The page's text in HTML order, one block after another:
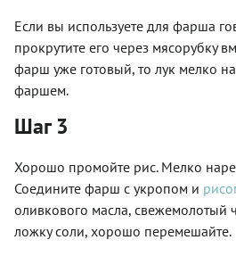
Если вы используете для фарша
прокрутите его через мясорубку
фарш уже готовый, то лук мелко
фаршем.
Шаг 3
Хорошо промойте рис. Мелко
Соедините фарш с укропом и
оливкового масла,
ложку соли, хорошо перемешайте.